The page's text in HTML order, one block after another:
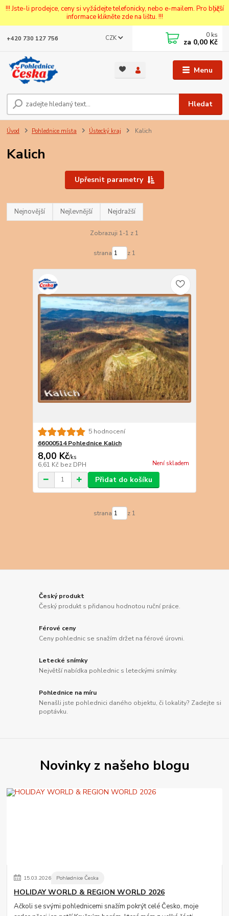
!!! Jste-li prodejce, ceny si vyžádejte telefonicky, nebo e-mailem. Pro bližší
informace klikněte zde na lištu. !!!
Menu
CZK
Hledat
+420 730 127 756 0 ks
za 0,00 Kč
Úvod Pohlednice místa Ústecký kraj Kalich
Kalich
Upřesnit parametry
Nejnovější Nejlevnější Nejdražší
Zobrazuji 1-1 z 1
strana z 1
5 hodnocení
66000514 Pohlednice Kalich
8,00 Kč/ks
6,61 Kč bez DPH Není skladem
Přidat do košíku
strana z 1
Český produkt
Český produkt s přidanou hodnotou ruční práce.
Férové ceny
Ceny pohlednic se snažím držet na férové úrovni.
Letecké snímky
Největší nabídka pohlednic s leteckými snímky.
Pohlednice na míru
Nenašli jste pohlednici daného objektu, či lokality? Zadejte si
poptávku.
Novinky z našeho blogu
15.03.2026 Pohlednice Česka
HOLIDAY WORLD & REGION WORLD 2026
Ačkoli se svými pohlednicemi snažím pokrýt celé Česko, moje